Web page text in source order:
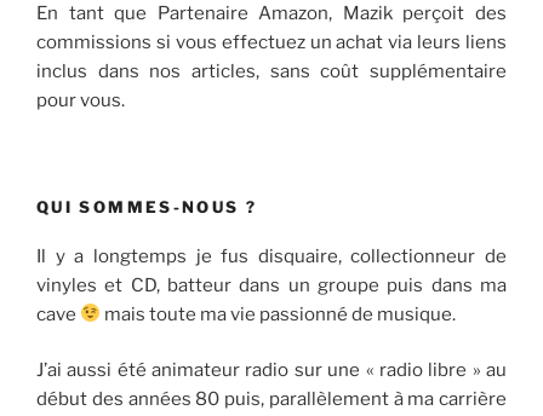
En tant que Partenaire Amazon, Mazik perçoit des
commissions si vous effectuez un achat via leurs liens
inclus dans nos articles, sans coût supplémentaire
pour vous.
QUI SOMMES-NOUS ?
Il y a longtemps je fus disquaire, collectionneur de
vinyles et CD, batteur dans un groupe puis dans ma
cave
mais toute ma vie passionné de musique.
J’ai aussi été animateur radio sur une « radio libre » au
début des années 80 puis, parallèlement à ma carrière